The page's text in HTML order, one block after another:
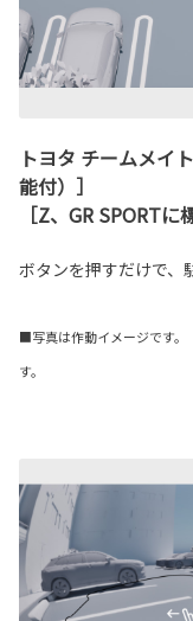
トヨタ チームメイ
能付）］
［Z、GR SPORTに
ボタンを押すだけで、
■写真は作動イメージです
す。